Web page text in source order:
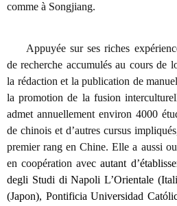
comme à Songjiang.
Appuyée sur ses riches
de recherche accumulés au cours de
la rédaction et la publication de
la promotion de la fusion
admet annuellement environ 4000
de chinois et d’autres cursus
premier rang en Chine. Elle a aussi
en coopération avec autant
degli Studi di Napoli L’Orientale
(Japon), Pontificia Universidad